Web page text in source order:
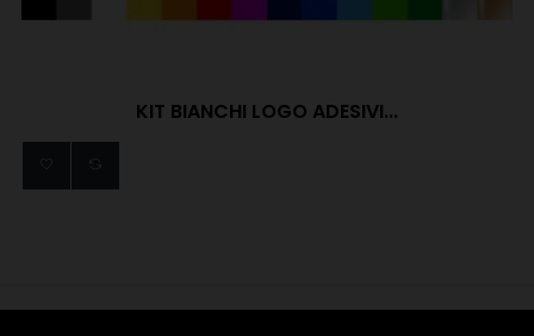
KIT BIANCHI LOGO ADESIVI...